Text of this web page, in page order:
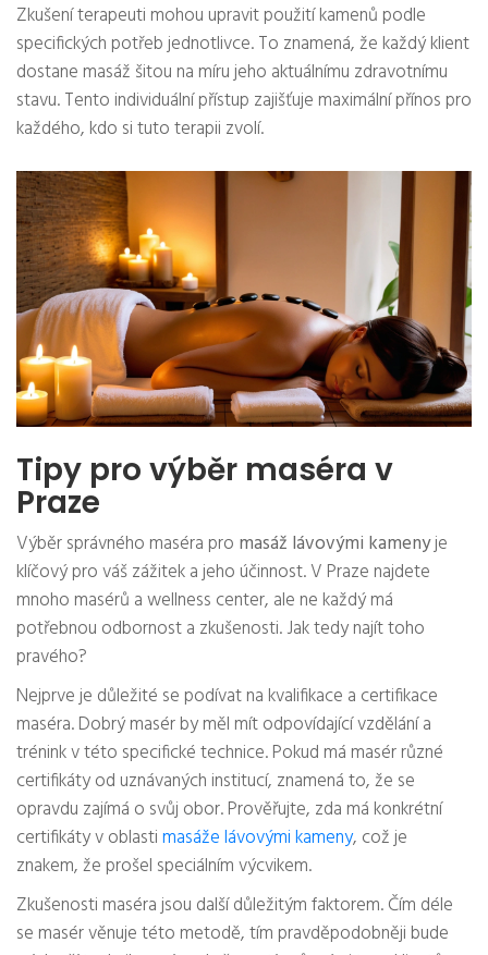
Zkušení terapeuti mohou upravit použití kamenů podle
specifických potřeb jednotlivce. To znamená, že každý klient
dostane masáž šitou na míru jeho aktuálnímu zdravotnímu
stavu. Tento individuální přístup zajišťuje maximální přínos pro
každého, kdo si tuto terapii zvolí.
Tipy pro výběr maséra v
Praze
Výběr správného maséra pro masáž lávovými kamenyje
klíčový pro váš zážitek a jeho účinnost. V Praze najdete
mnoho masérů a wellness center, ale ne každý má
potřebnou odbornost a zkušenosti. Jak tedy najít toho
pravého?
Nejprve je důležité se podívat na kvalifikace a certifikace
maséra. Dobrý masér by měl mít odpovídající vzdělání a
trénink v této specifické technice. Pokud má masér různé
certifikáty od uznávaných institucí, znamená to, že se
opravdu zajímá o svůj obor. Prověřujte, zda má konkrétní
certifikáty v oblastimasáže lávovými kameny, což je
znakem, že prošel speciálním výcvikem.
Zkušenosti maséra jsou další důležitým faktorem. Čím déle
se masér věnuje této metodě, tím pravděpodobněji bude